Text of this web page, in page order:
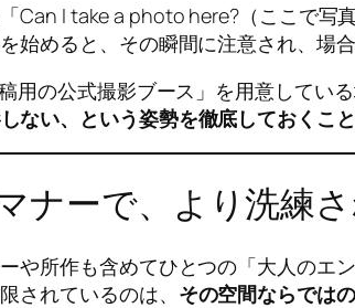
Can I take a photo here?（ここで
始めると、その瞬間に注意され、場
用の公式撮影ブース」を用意してい
ない、という姿勢を徹底しておくこ
ナーで、より洗練
や所作も含めてひとつの「大人のエ
されているのは、 その空間ならでは